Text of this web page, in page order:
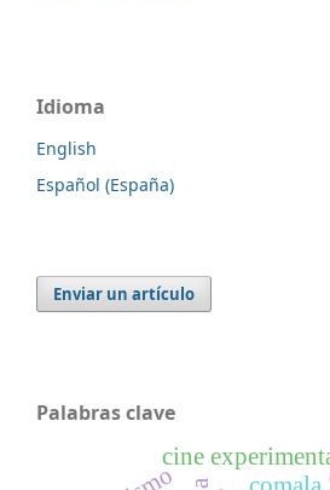
Idioma
English
Español (España)
Enviar un artículo
Palabras clave
cine